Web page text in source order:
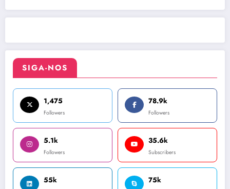
SIGA-NOS
1,475
Followers
78.9k
Followers
5.1k
Followers
35.6k
Subscribers
55k 75k